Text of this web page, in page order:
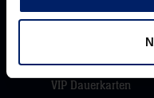
VIP Dauerkarten